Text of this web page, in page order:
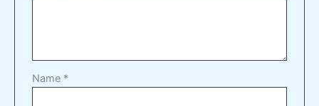
Name *